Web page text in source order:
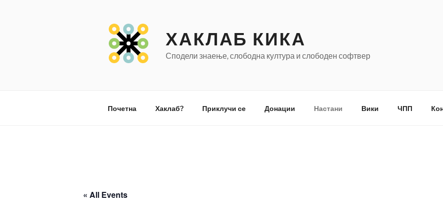
ХАКЛАБ КИКА
Сподели знаење, слободна култура и слободен софтвер
Почетна Хаклаб? Приклучи се Донации Настани Вики ЧПП
« All Events